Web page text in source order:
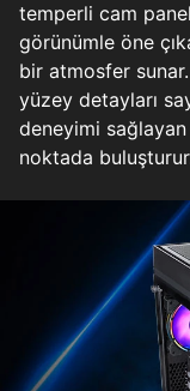
temperli cam
görünümle öne
bir atmosfer
yüzey detayları
deneyimi sağlayan
noktada